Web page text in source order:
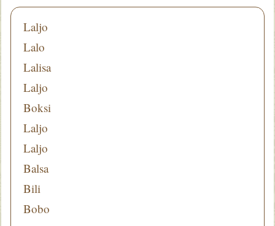
Laljo
Lalo
Lalisa
Laljo
Boksi
Laljo
Laljo
Balsa
Bili
Bobo